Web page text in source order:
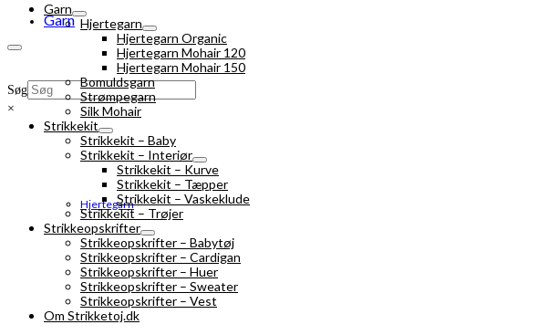
Garn
Hjertegarn
Søg
×
Garn
Hjertegarn
Hjertegarn Organic
Hjertegarn Mohair 120
Hjertegarn Mohair 150
Bomuldsgarn
Strømpegarn
Silk Mohair
Strikkekit
Strikkekit – Baby
Strikkekit – Interiør
Strikkekit – Kurve
Strikkekit – Tæpper
Strikkekit – Vaskeklude
Strikkekit – Trøjer
Strikkeopskrifter
Strikkeopskrifter – Babytøj
Strikkeopskrifter – Cardigan
Strikkeopskrifter – Huer
Strikkeopskrifter – Sweater
Strikkeopskrifter – Vest
Om Strikketoj.dk